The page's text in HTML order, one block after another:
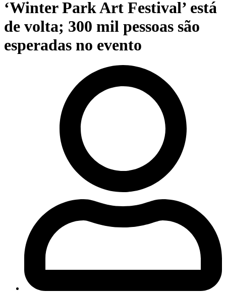
‘Winter Park Art Festival’ está
de volta; 300 mil pessoas são
esperadas no evento